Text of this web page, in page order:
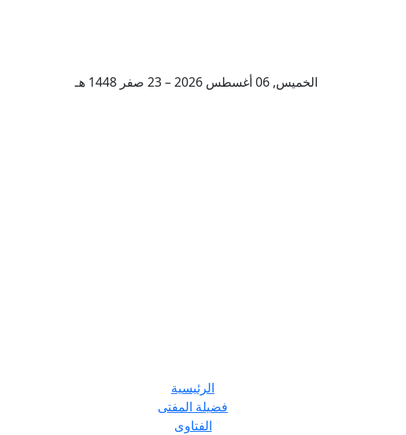
الخميس, 06 أغسطس 2026 – 23 صفر 1448 هـ
الرئيسية
فضيلة المفتى
الفتاوى